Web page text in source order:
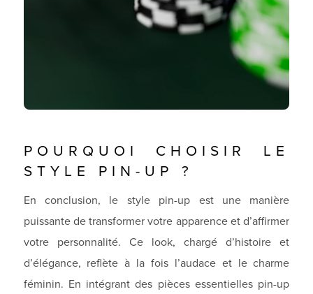
POURQUOI CHOISIR LE
STYLE PIN-UP ?
En conclusion, le style pin-up est une manière
puissante de transformer votre apparence et d’affirmer
votre personnalité. Ce look, chargé d’histoire et
d’élégance, reflète à la fois l’audace et le charme
féminin. En intégrant des pièces essentielles pin-up